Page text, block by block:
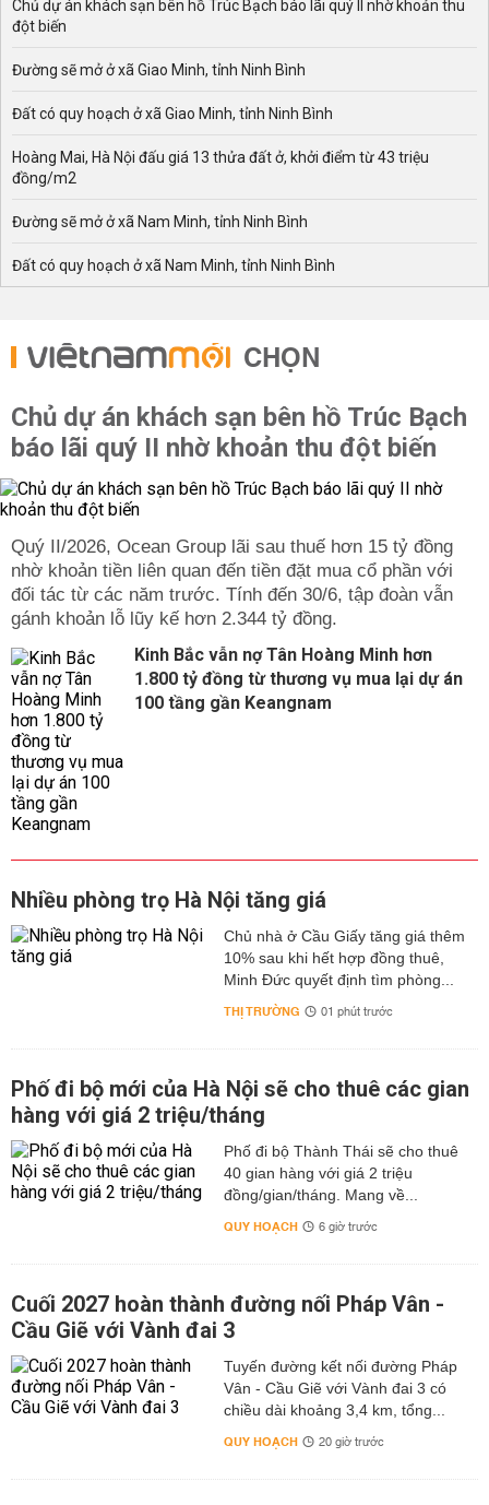
Chủ dự án khách sạn bên hồ Trúc Bạch báo lãi quý II nhờ khoản thu
đột biến
Đường sẽ mở ở xã Giao Minh, tỉnh Ninh Bình
Đất có quy hoạch ở xã Giao Minh, tỉnh Ninh Bình
Hoàng Mai, Hà Nội đấu giá 13 thửa đất ở, khởi điểm từ 43 triệu
đồng/m2
Đường sẽ mở ở xã Nam Minh, tỉnh Ninh Bình
Đất có quy hoạch ở xã Nam Minh, tỉnh Ninh Bình
CHỌN
Chủ dự án khách sạn bên hồ Trúc Bạch
báo lãi quý II nhờ khoản thu đột biến
Quý II/2026, Ocean Group lãi sau thuế hơn 15 tỷ đồng
nhờ khoản tiền liên quan đến tiền đặt mua cổ phần với
đối tác từ các năm trước. Tính đến 30/6, tập đoàn vẫn
gánh khoản lỗ lũy kế hơn 2.344 tỷ đồng.
Kinh Bắc vẫn nợ Tân Hoàng Minh hơn
1.800 tỷ đồng từ thương vụ mua lại dự án
100 tầng gần Keangnam
Nhiều phòng trọ Hà Nội tăng giá
Chủ nhà ở Cầu Giấy tăng giá thêm
10% sau khi hết hợp đồng thuê,
Minh Đức quyết định tìm phòng...
THỊ TRƯỜNG 01 phút trước
Phố đi bộ mới của Hà Nội sẽ cho thuê các gian
hàng với giá 2 triệu/tháng
Phố đi bộ Thành Thái sẽ cho thuê
40 gian hàng với giá 2 triệu
đồng/gian/tháng. Mang về...
QUY HOẠCH 6 giờ trước
Cuối 2027 hoàn thành đường nối Pháp Vân -
Cầu Giẽ với Vành đai 3
Tuyến đường kết nối đường Pháp
Vân - Cầu Giẽ với Vành đai 3 có
chiều dài khoảng 3,4 km, tổng...
QUY HOẠCH 20 giờ trước